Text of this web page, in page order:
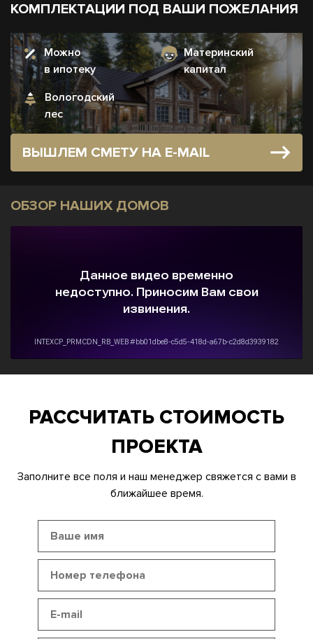
КОМПЛЕКТАЦИИ ПОД ВАШИ ПОЖЕЛАНИЯ
Можно
в ипотеку
Материнский
капитал
Вологодский
лес
ВЫШЛЕМ СМЕТУ НА E-MAIL
ОБЗОР НАШИХ ДОМОВ
РАССЧИТАТЬ СТОИМОСТЬ
ПРОЕКТА
Заполните все поля и наш менеджер свяжется с вами в
ближайшее время.